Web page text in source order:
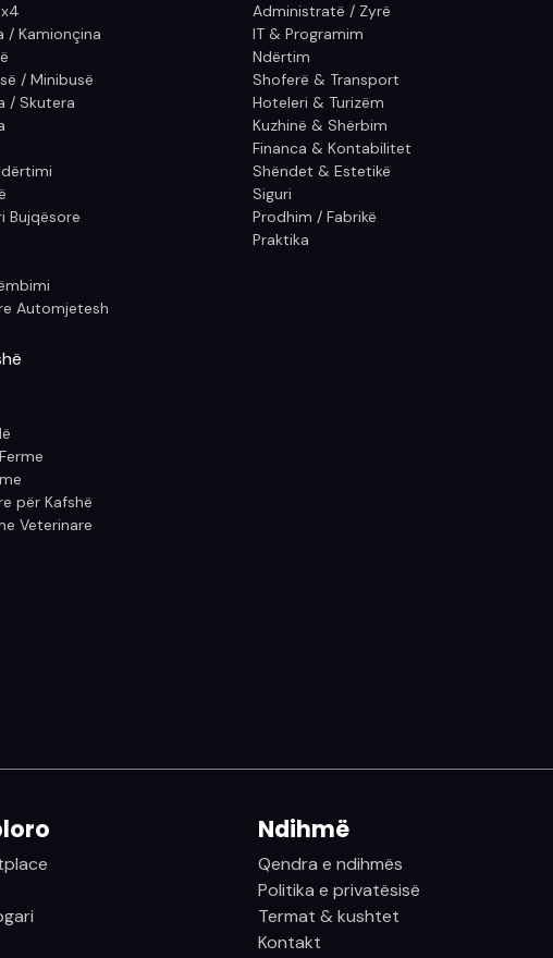
/ Kamionçina
/ Minibusë
/ Skutera
Bujqësore
Automjetesh
Administratë / Zyrë
IT & Programim
Ndërtim
Shoferë & Transport
Hoteleri & Turizëm
Kuzhinë & Shërbim
Financa & Kontabilitet
Shëndet & Estetikë
Siguri
Prodhim / Fabrikë
Praktika
për Kafshë
Veterinare
Ndihmë
Qendra e ndihmës
Politika e privatësisë
Termat & kushtet
Kontakt